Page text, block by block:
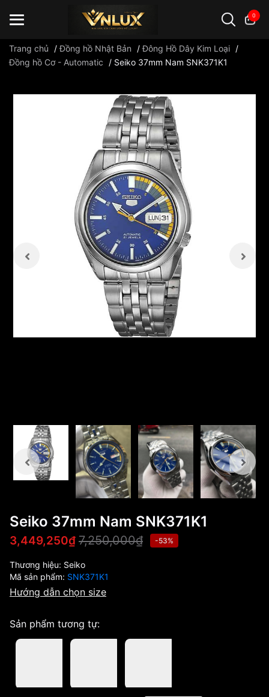
0
Trang chủ /Đồng hồ Nhật Bản /Đông Hồ Dây Kim Loại /
Đồng hồ Cơ - Automatic
/ Seiko 37mm Nam SNK371K1
Seiko 37mm Nam SNK371K1
3,449,250₫ 7,250,000₫ -53%
Thương hiệu: Seiko
Mã sản phẩm: SNK371K1
Hướng dẫn chọn size
Sản phẩm tương tự: